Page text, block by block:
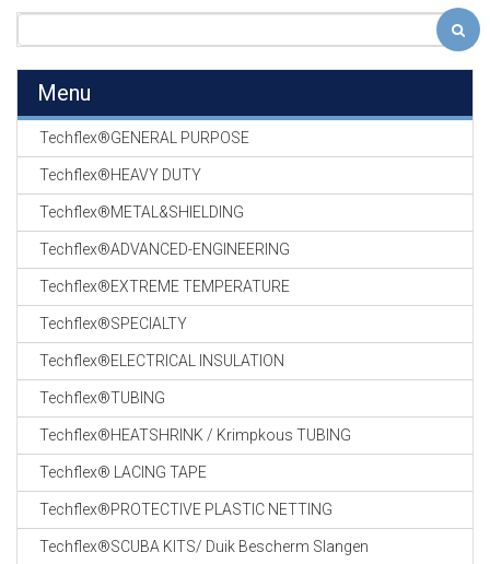
Menu
Techflex®GENERAL PURPOSE
Techflex®HEAVY DUTY
Techflex®METAL&SHIELDING
Techflex®ADVANCED-ENGINEERING
Techflex®EXTREME TEMPERATURE
Techflex®SPECIALTY
Techflex®ELECTRICAL INSULATION
Techflex®TUBING
Techflex®HEATSHRINK / Krimpkous TUBING
Techflex® LACING TAPE
Techflex®PROTECTIVE PLASTIC NETTING
Techflex®SCUBA KITS/ Duik Bescherm Slangen